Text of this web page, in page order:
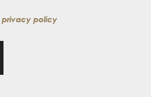
privacy policy